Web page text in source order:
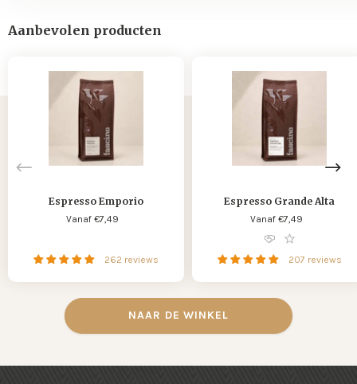
Aanbevolen producten
Espresso Emporio
Standaard
Vanaf €7,49
262 reviews
Espresso Grande Alta
Standaard
Vanaf €7,49
207 reviews
NAAR DE WINKEL